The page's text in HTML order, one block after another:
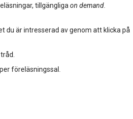
tillgängliga on demand
du är intresserad av genom att klicka på
föreläsningssal.